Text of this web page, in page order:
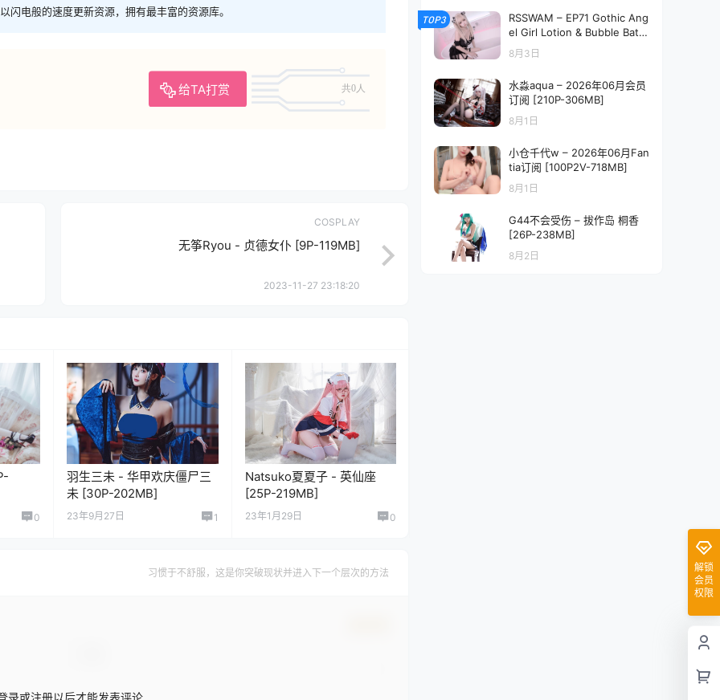
电般的速度更新资源，拥有最丰富的资源库。
给TA打赏 共0人
COSPLAY
无筝Ryou - 贞德女仆 [9P-119MB]
2023-11-27 23:18:20
0
羽生三未 - 华甲欢庆僵尸三
未 [30P-202MB]
23年9月27日 1
Natsuko夏夏子 - 英仙座
[25P-219MB]
23年1月29日 0
习惯于不舒服，这是你突破现状并进入下一个层次的方法
录或注册以后才能发表评论
TOP3
RSSWAM – EP71 Gothic Ang
el Girl Lotion & Bubble Bath
[340P1V-3.17GB]
8月3日
水淼aqua – 2026年06月会员
订阅 [210P-306MB]
8月1日
小仓千代w – 2026年06月Fan
tia订阅 [100P2V-718MB]
8月1日
G44不会受伤 – 拔作岛 桐香
[26P-238MB]
8月2日
解锁
会员
权限